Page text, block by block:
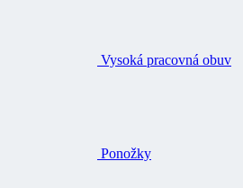
Vysoká pracovná obuv
Ponožky